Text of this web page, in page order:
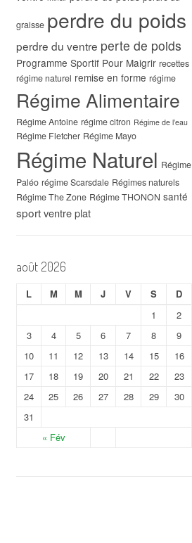
graisse perdre du poids
perdre du ventre perte de poids
Programme Sportif Pour Maigrir recettes
régime naturel remise en forme régime
Régime Alimentaire
Régime Antoine régime citron Régime de l’eau
Régime Fletcher Régime Mayo
Régime Naturel Régime
Paléo régime Scarsdale Régimes naturels
Régime The Zone Régime THONON santé
sportventre plat
août 2026
L M M J V S D
« Fév
1
2
3
4 5 6 7 8
9
10
11 12 13 14 15
16
17
18 19 20 21 22
23
24
25 26 27 28 29
30
31